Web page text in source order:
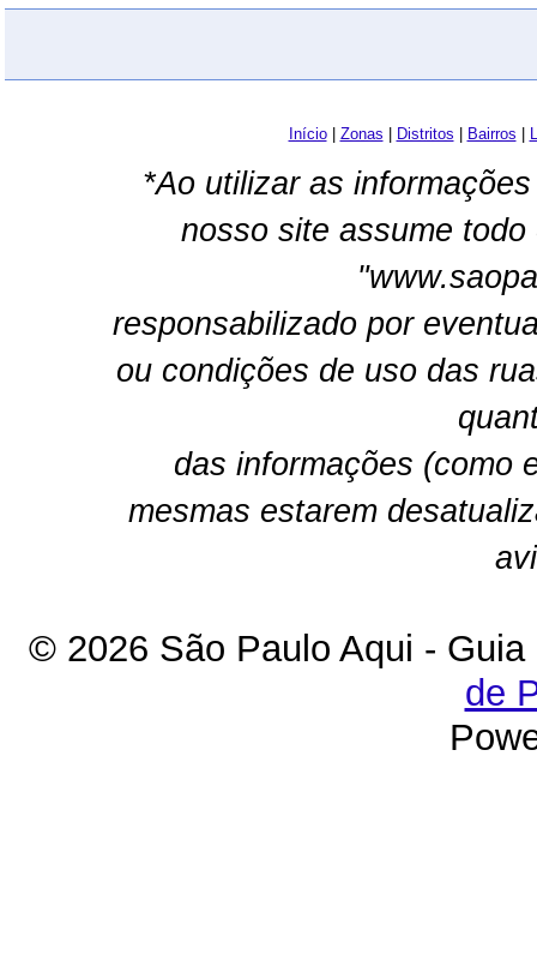
Início| Zonas Distritos Bairros
*Ao utilizar as
nosso site assume
responsabilizado por
ou condições de uso das
das informações (como
mesmas estarem
© 2026 São Paulo Aqui -
de